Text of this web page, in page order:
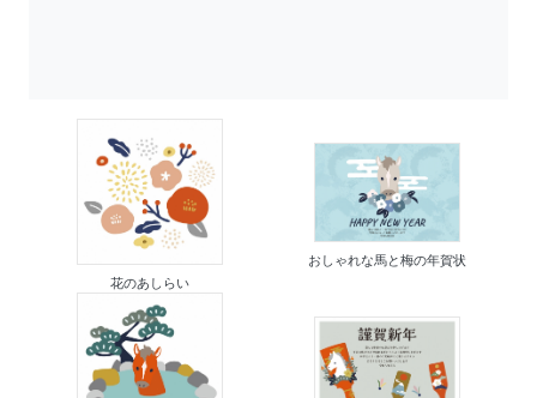
花のあしらい
おしゃれな馬と梅の年賀状